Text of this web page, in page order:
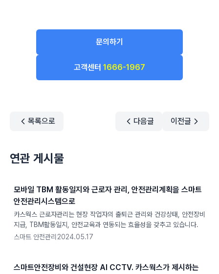
문의하기
고객센터 1666-1967
목록으로 다음글 이전글
연관 게시물
모바일 TBM 활동일지와 근로자 관리, 안전관리계획을 스마트
안전관리시스템으로
카스웍스 근로자관리는 현장 작업자의 출퇴근 관리와 건강상태, 안전장비
지급, TBM활동일지, 안전교육과 연동되는 효율성을 갖추고 있습니다.
스마트 안전관리 2024.05.17
스마트안전장비와 건설현장 AI CCTV. 카스웍스가 제시하는